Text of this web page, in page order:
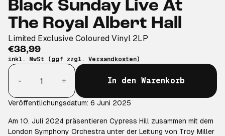
Black Sunday Live At
The Royal Albert Hall
Limited Exclusive Coloured Vinyl 2LP
€38,99
inkl. MwSt (ggf zzgl. Versandkosten)
Anzahl
-
+ In den Warenkorb
Veröffentlichungsdatum: 6 Juni 2025
Am 10. Juli 2024 präsentieren Cypress Hill zusammen mit dem
London Symphony Orchestra unter der Leitung von Troy Miller